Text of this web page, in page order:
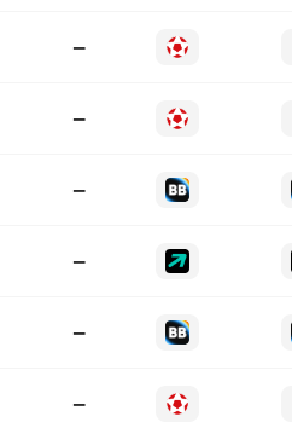
—
—
—
—
—
—